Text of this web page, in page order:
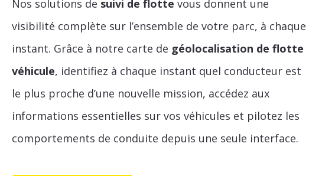
vidéo par
MICHELIN AI
Nos solutions de suivi de flotte vous donnent une
visibilité complète sur l’ensemble de votre parc, à chaque
instant. Grâce à notre carte de géolocalisation de flotte
véhicule, identifiez à chaque instant quel conducteur est
le plus proche d’une nouvelle mission, accédez aux
informations essentielles sur vos véhicules et pilotez les
comportements de conduite depuis une seule interface.